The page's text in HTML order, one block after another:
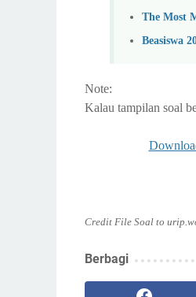
The Most
Beasiswa
Note:
Kalau tampilan soal
Credit File Soal to
Berbagi